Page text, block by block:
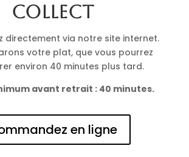
collect
directement via notre site internet.
votre plat, que vous pourrez
environ 40 minutes plus tard.
avant retrait : 40 minutes.
en ligne